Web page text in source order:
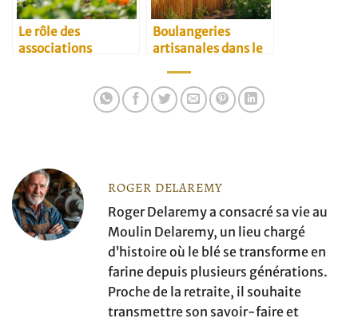
Le rôle des
associations
Boulangeries
artisanales dans le
ROGER DELAREMY
Roger Delaremy a consacré sa vie au
Moulin Delaremy, un lieu chargé
d’histoire où le blé se transforme en
farine depuis plusieurs générations.
Proche de la retraite, il souhaite
transmettre son savoir-faire et